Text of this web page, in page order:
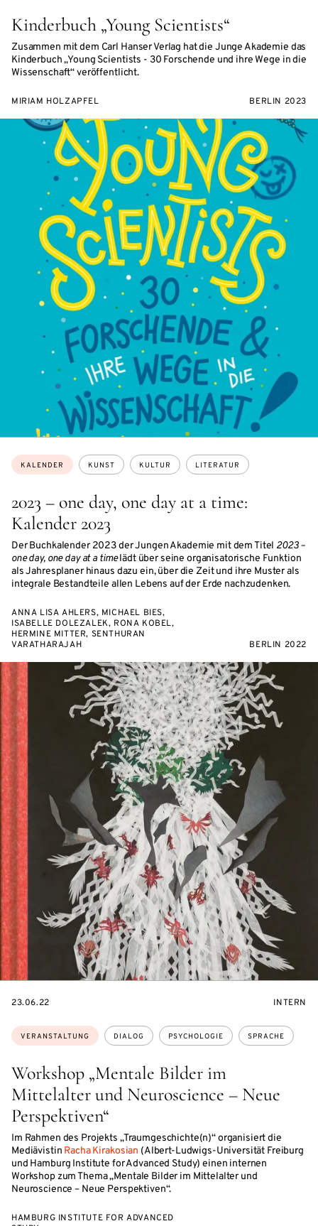
Kinderbuch „Young Scientists“
Zusammen mit dem Carl Hanser Verlag hat die Junge Akademie das
Kinderbuch „Young Scientists - 30 Forschende und ihre Wege in die
Wissenschaft“ veröffentlicht.
MIRIAM HOLZAPFEL BERLIN 2023
2023 – one day, one day at a time:
Kalender 2023
Der Buchkalender 2023 der Jungen Akademie mit dem Titel 2023 –
one day, one day at a timelädt über seine organisatorische Funktion
als Jahresplaner hinaus dazu ein, über die Zeit und ihre Muster als
integrale Bestandteile allen Lebens auf der Erde nachzudenken.
Themen:
KALENDER KUNST KULTUR LITERATUR
ANNA LISA AHLERS, MICHAEL BIES,
ISABELLE DOLEZALEK, RONA KOBEL,
HERMINE MITTER, SENTHURAN
VARATHARAJAH
BERLIN 2022
Workshop „Mentale Bilder im
Mittelalter und Neuroscience – Neue
Perspektiven“
Im Rahmen des Projekts „Traumgeschichte(n)“ organisiert die
Mediävistin Racha Kirakosian (Albert-Ludwigs-Universität Freiburg
und Hamburg Institute for Advanced Study) einen internen
Workshop zum Thema „Mentale Bilder im Mittelalter und
Neuroscience – Neue Perspektiven“.
Themen:
VERANSTALTUNG DIALOG PSYCHOLOGIE SPRACHE
EVENTBEGINSON
23.06.22 INTERN
HAMBURG INSTITUTE FOR ADVANCED